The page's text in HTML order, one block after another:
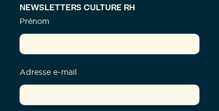
NEWSLETTERS CULTURE RH
Prénom
Adresse e-mail